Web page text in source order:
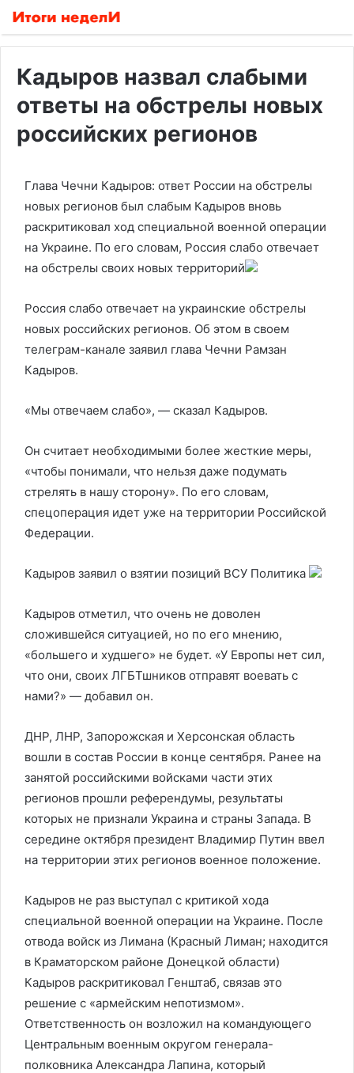
Кадыров назвал слабыми
ответы на обстрелы новых
российских регионов
Глава Чечни Кадыров: ответ России на обстрелы
новых регионов был слабым Кадыров вновь
раскритиковал ход специальной военной операции
на Украине. По его словам, Россия слабо отвечает
на обстрелы своих новых территорий
Россия слабо отвечает на украинские обстрелы
новых российских регионов. Об этом в своем
телеграм-канале заявил глава Чечни Рамзан
Кадыров.
«Мы отвечаем слабо», — сказал Кадыров.
Он считает необходимыми более жесткие меры,
«чтобы понимали, что нельзя даже подумать
стрелять в нашу сторону». По его словам,
спецоперация идет уже на территории Российской
Федерации.
Кадыров заявил о взятии позиций ВСУ Политика
Кадыров отметил, что очень не доволен
сложившейся ситуацией, но по его мнению,
«большего и худшего» не будет. «У Европы нет сил,
что они, своих ЛГБТшников отправят воевать с
нами?» — добавил он.
ДНР, ЛНР, Запорожская и Херсонская область
вошли в состав России в конце сентября. Ранее на
занятой российскими войсками части этих
регионов прошли референдумы, результаты
которых не признали Украина и страны Запада. В
середине октября президент Владимир Путин ввел
на территории этих регионов военное положение.
Кадыров не раз выступал с критикой хода
специальной военной операции на Украине. После
отвода войск из Лимана (Красный Лиман; находится
в Краматорском районе Донецкой области)
Кадыров раскритиковал Генштаб, связав это
решение с «армейским непотизмом».
Ответственность он возложил на командующего
Центральным военным округом генерала-
полковника Александра Лапина, который